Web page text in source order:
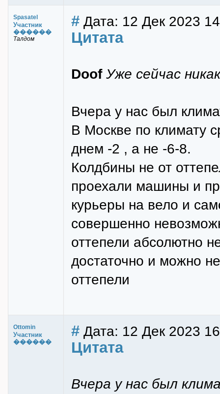
Spasatel
Участник
������
Талдом
# Дата: 12 Дек 2023
Цитата
Doof Уже сейчас
Вчера у нас был
В Москве по климату
днем -2 , а не -6-8.
Колдбины не от
проехали машины и
курьеры на вело и
совершенно
оттепели абсолютно
достаточно и можно
оттепели
Ottomin
Участник
������
# Дата: 12 Дек 2023
Цитата
Вчера у нас был